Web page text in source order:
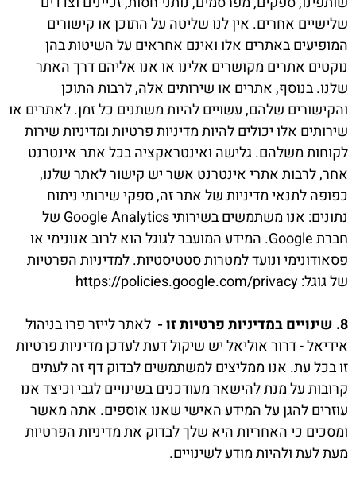
שלישיים אחרים. אין לנו שליטה על התוכן או קישורים
המופיעים באתרים אלו ואינם אחראים על השיטות בהן
נוקטים אתרים מקושרים אלינו או אנו אליהם דרך האתר
שלנו. בנוסף, אתרים או שירותים אלה, לרבות התוכן
והקישורים שלהם, עשויים להיות משתנים כל זמן. לאתרים או
שירותים אלו יכולים להיות מדיניות פרטיות ומדיניות שירות
לקוחות משלהם. גלישה ואינטראקציה בכל אתר אינטרנט
אחר, לרבות אתרי אינטרנט אשר יש קישור לאתר שלנו,
כפופה לתנאי מדיניות של אתר זה, ספקי שירותי ניתוח
נתונים: אנו משתמשים בשירותי Google Analytics של
חברת Google. המידע המועבר לגוגל הוא לרוב אנונימי או
פסאודונימי ונועד למטרות סטטיסטיות. למדיניות הפרטיות
של גוגל: https://policies.google.com/privacy
8. שינויים במדיניות פרטיות זו -
לאתר לייזר פרו בניהול
אידיאל - דרור אוליאל יש שיקול דעת לעדכן מדיניות פרטיות
זו בכל עת. אנו ממליצים למשתמשים לבדוק דף זה לעתים
קרובות על מנת להישאר מעודכנים בשינויים לגבי וכיצד אנו
עוזרים להגן על המידע האישי שאנו אוספים. אתה מאשר
ומסכים כי האחריות היא שלך לבדוק את מדיניות הפרטיות
מעת לעת ולהיות מודע לשינויים.